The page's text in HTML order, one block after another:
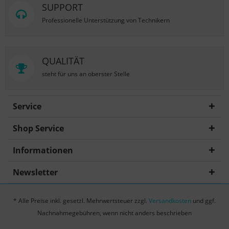
SUPPORT
Professionelle Unterstützung von Technikern
QUALITÄT
steht für uns an oberster Stelle
Service
Shop Service
Informationen
Newsletter
* Alle Preise inkl. gesetzl. Mehrwertsteuer zzgl. Versandkosten und ggf.
Nachnahmegebühren, wenn nicht anders beschrieben